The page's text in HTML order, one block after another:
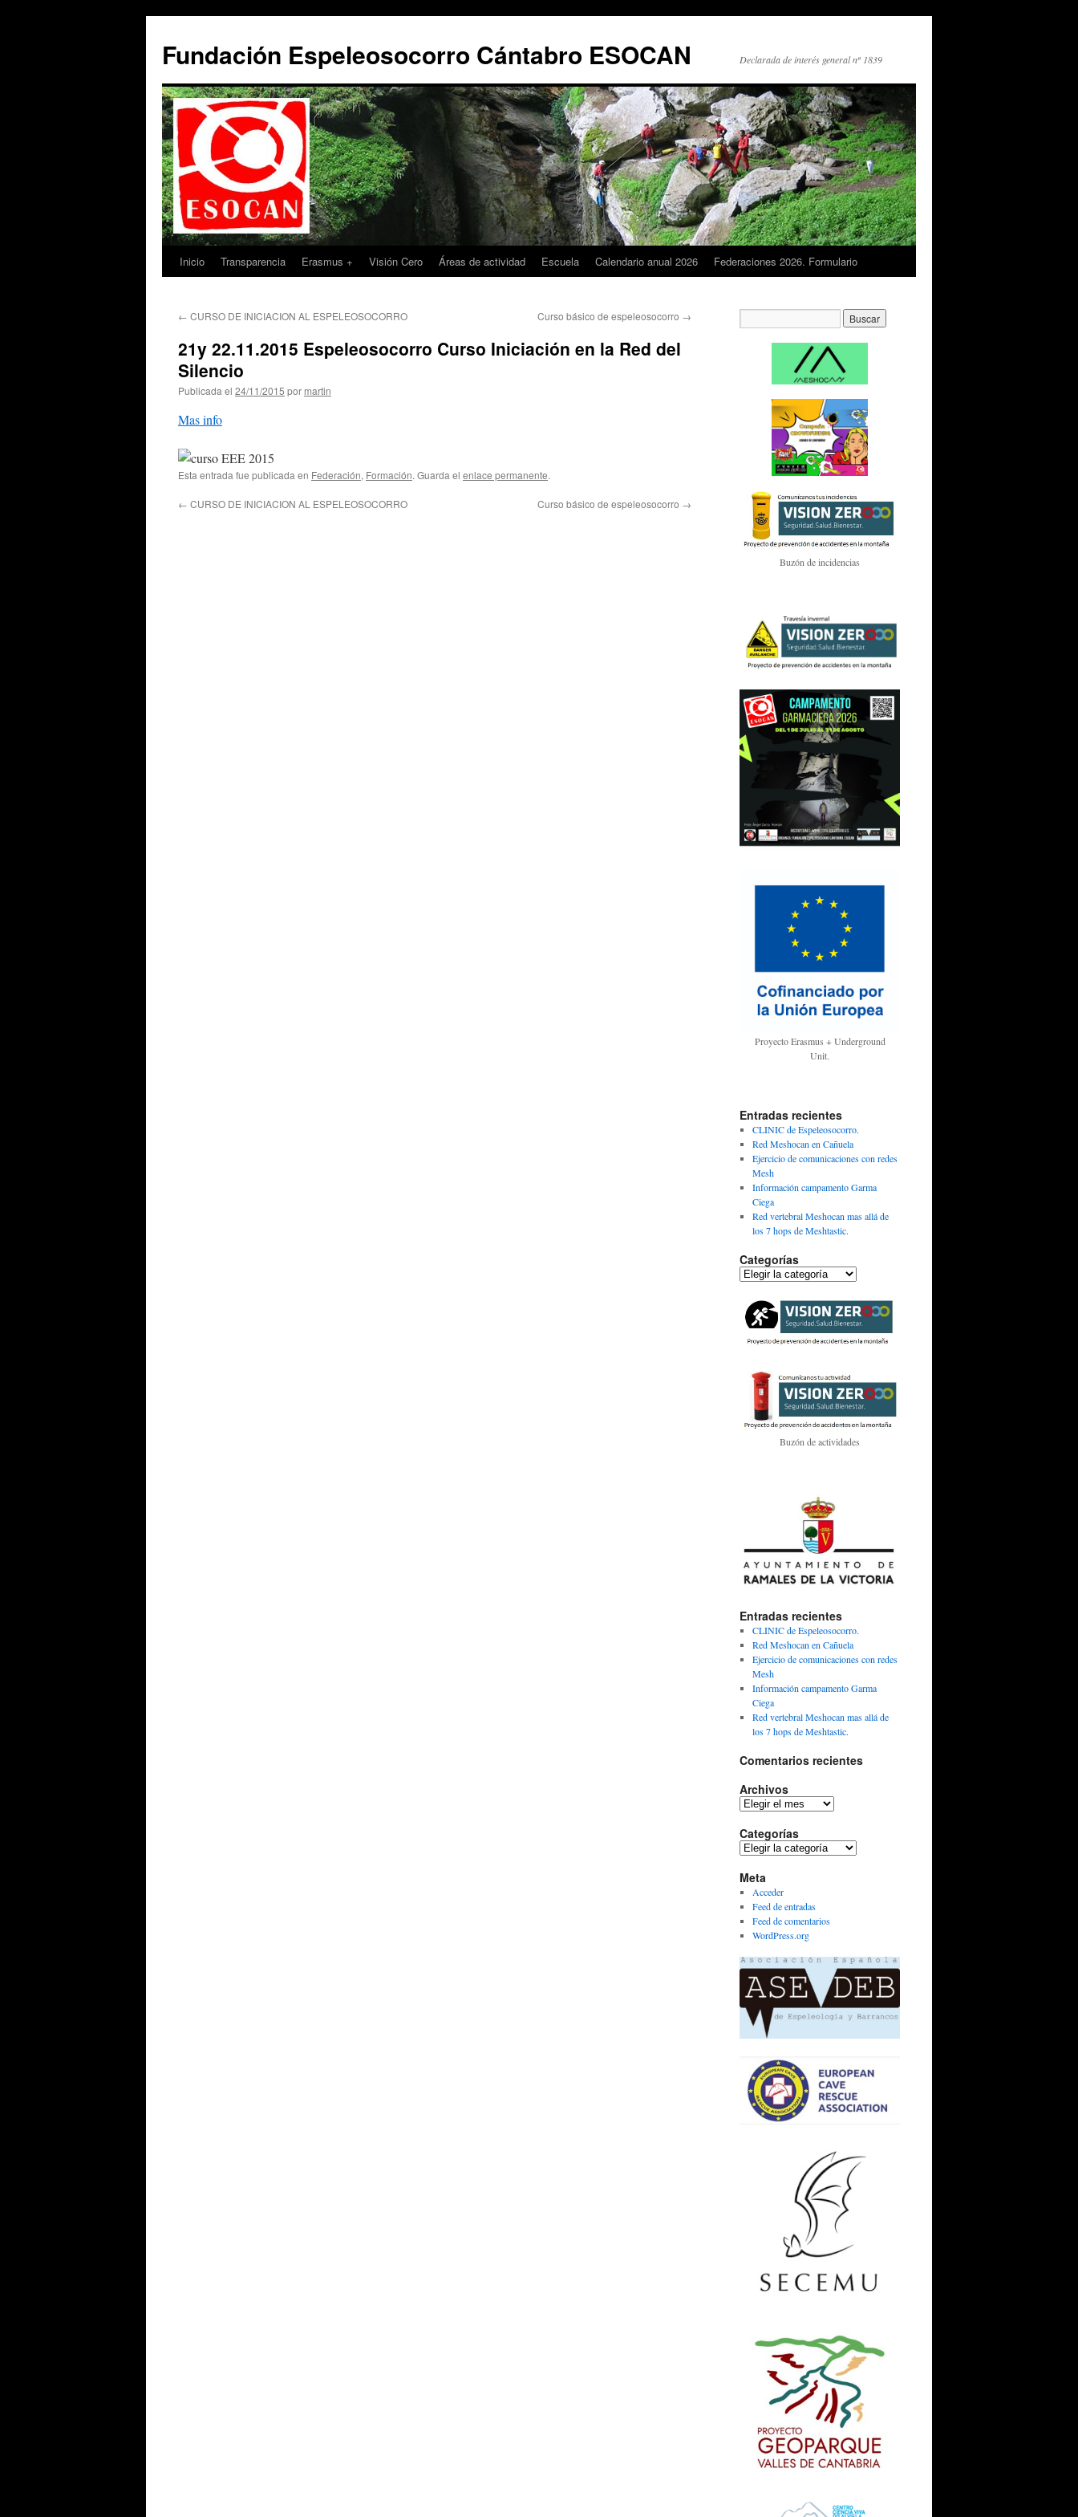
contenido
Fundación Espeleosocorro Cántabro ESOCAN Declarada de interés general nº 1839
Inicio Transparencia Erasmus + Visión Cero Áreas de actividad Escuela Calendario anual 2026 Federaciones 2026. Formulario
← CURSO DE INICIACION AL ESPELEOSOCORRO Curso básico de espeleosocorro →
21y 22.11.2015 Espeleosocorro Curso Iniciación en la Red del
Publicada el 24/11/2015 por martin
Mas info
Esta entrada fue publicada en Federación, Formación. Guarda el enlace permanente.
← CURSO DE INICIACION AL ESPELEOSOCORRO Curso básico de espeleosocorro →
Buzón de incidencias
Proyecto Erasmus + Underground
Unit.
Entradas recientes
CLINIC de Espeleosocorro.
Red Meshocan en Cañuela
Ejercicio de comunicaciones con redes
Mesh
Información campamento Garma
Ciega
Red vertebral Meshocan mas allá de
los 7 hops de Meshtastic.
Categorías
Categorías
Buzón de actividades
Entradas recientes
CLINIC de Espeleosocorro.
Red Meshocan en Cañuela
Ejercicio de comunicaciones con redes
Mesh
Información campamento Garma
Ciega
Red vertebral Meshocan mas allá de
los 7 hops de Meshtastic.
Comentarios recientes
Archivos
Archivos
Categorías
Categorías
Meta
Acceder
Feed de entradas
Feed de comentarios
WordPress.org